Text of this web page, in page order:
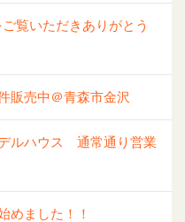
覧いただきありがとう
販売中＠青森市金沢
ルハウス 通常通り営業
めました！！